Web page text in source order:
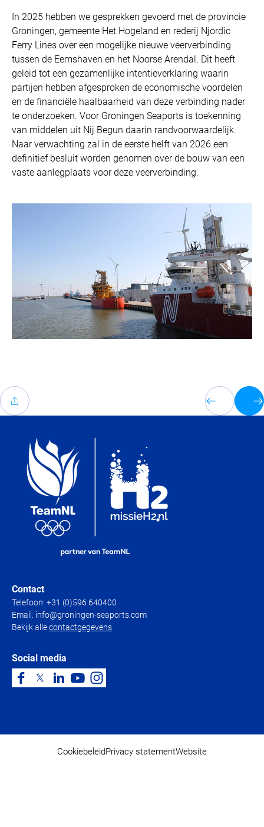
In 2025 hebben we gesprekken gevoerd met de provincie
Groningen, gemeente Het Hogeland en rederij Njordic
Ferry Lines over een mogelijke nieuwe veerverbinding
tussen de Eemshaven en het Noorse Arendal. Dit heeft
geleid tot een gezamenlijke intentieverklaring waarin
partijen hebben afgesproken de economische voordelen
en de financiële haalbaarheid van deze verbinding nader
te onderzoeken. Voor Groningen Seaports is toekenning
van middelen uit Nij Begun daarin randvoorwaardelijk.
Naar verwachting zal in de eerste helft van 2026 een
definitief besluit worden genomen over de bouw van een
vaste aanlegplaats voor deze veerverbinding.
Contact
Telefoon: +31 (0)596 640400
Email: info@groningen-seaports.com
Bekijk allecontactgegevens
Social media
CookiebeleidPrivacy statementWebsite